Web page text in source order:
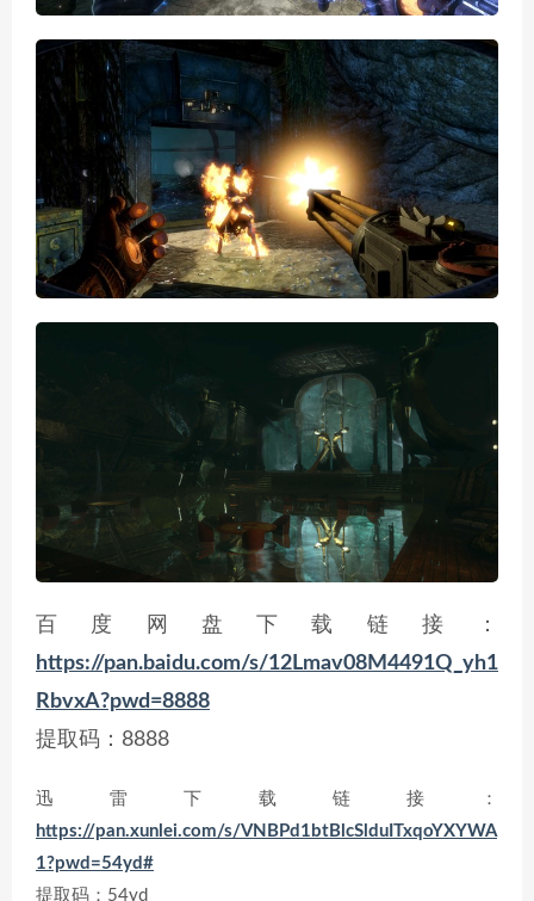
百度网盘下载链接：
https://pan.baidu.com/s/12Lmav08M4491Q_yh1
RbvxA?pwd=8888
提取码：8888
迅雷下载链接：
https://pan.xunlei.com/s/VNBPd1btBlcSlduITxqoYXYWA
1?pwd=54yd#
提取码：54yd